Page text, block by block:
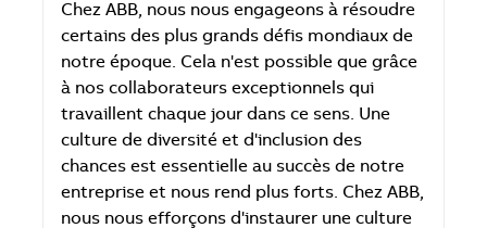
Chez ABB, nous nous engageons à résoudre
certains des plus grands défis mondiaux de
notre époque. Cela n'est possible que grâce
à nos collaborateurs exceptionnels qui
travaillent chaque jour dans ce sens. Une
culture de diversité et d'inclusion des
chances est essentielle au succès de notre
entreprise et nous rend plus forts. Chez ABB,
nous nous efforçons d'instaurer une culture